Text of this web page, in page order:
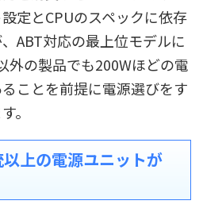
定とCPUのスペックに依存
ABT対応の最上位モデルに
外の製品でも200Wほどの電
ことを前提に電源選びをす
。
上の電源ユニットが